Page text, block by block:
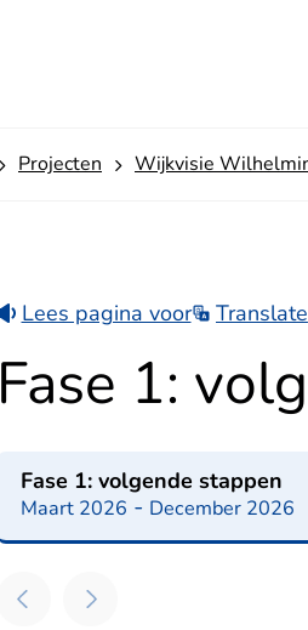
Projecten Wijkvisie
Lees pagina voor Translate
Fase 1:
Fase 1: volgende stappen
Maart 2026 - December 2026